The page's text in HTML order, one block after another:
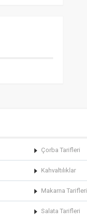
Çorba Tarifleri
Kahvaltılıklar
Makarna Tarifleri
Salata Tarifleri